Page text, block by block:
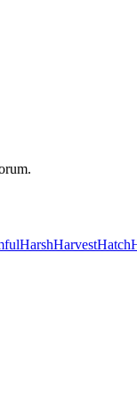
HarshHarvestHatch